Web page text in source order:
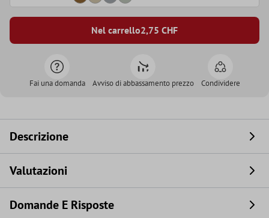
Nel carrello2,75 CHF
Fai una domanda Avviso di abbassamento prezzo Condividere
Descrizione
Valutazioni
Domande E Risposte